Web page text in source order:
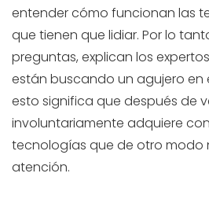
entender cómo funcionan las
que tienen que lidiar. Por lo
preguntas, explican los
están buscando un agujero en
esto significa que después de
involuntariamente adquiere
tecnologías que de otro modo
atención.